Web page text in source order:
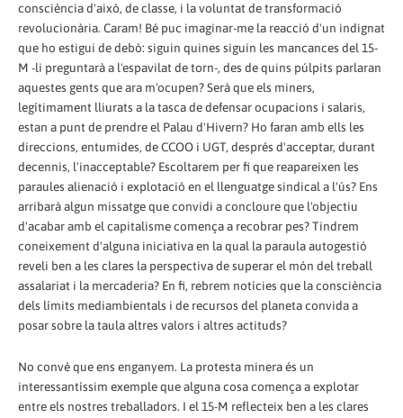
consciència d'això, de classe, i la voluntat de transformació
revolucionària. Caram! Bé puc imaginar-me la reacció d'un indignat
que ho estigui de debò: siguin quines siguin les mancances del 15-
M -li preguntarà a l'espavilat de torn-, des de quins púlpits parlaran
aquestes gents que ara m'ocupen? Serà que els miners,
legítimament lliurats a la tasca de defensar ocupacions i salaris,
estan a punt de prendre el Palau d'Hivern? Ho faran amb ells les
direccions, entumides, de CCOO i UGT, després d'acceptar, durant
decennis, l'inacceptable? Escoltarem per fi que reapareixen les
paraules alienació i explotació en el llenguatge sindical a l'ús? Ens
arribarà algun missatge que convidi a concloure que l'objectiu
d'acabar amb el capitalisme comença a recobrar pes? Tindrem
coneixement d'alguna iniciativa en la qual la paraula autogestió
reveli ben a les clares la perspectiva de superar el món del treball
assalariat i la mercaderia? En fi, rebrem notícies que la consciència
dels límits mediambientals i de recursos del planeta convida a
posar sobre la taula altres valors i altres actituds?
No convé que ens enganyem. La protesta minera és un
interessantíssim exemple que alguna cosa comença a explotar
entre els nostres treballadors. I el 15-M reflecteix ben a les clares